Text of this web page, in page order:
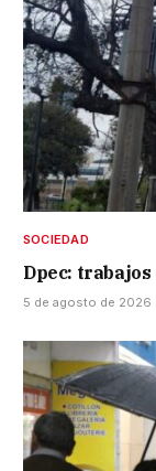
SOCIEDAD
Dpec:
5 de agosto de 2026